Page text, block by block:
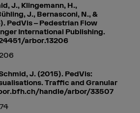
J., Klingemann, H.,
J., Bernasconi, N., &
PedVis – Pedestrian Flow
International Publishing.
arbor.13206
J. (2015). PedVis:
Traffic and Granular
handle/arbor/33507